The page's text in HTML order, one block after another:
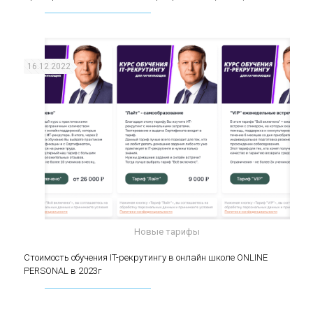
Стоимость обучения IT-рекрутингу в онлайн
Новые тарифы
16.12.2022
Стоимость обучения IT-рекрутингу в онлайн школе ONLINE
PERSONAL в 2023г